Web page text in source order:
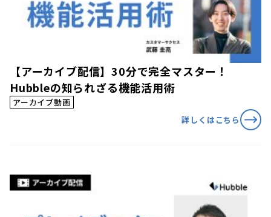
【アーカイブ配信】30分で完全マスター！
Hubbleの知られざる機能活用術
アーカイブ動画
詳しくはこちら